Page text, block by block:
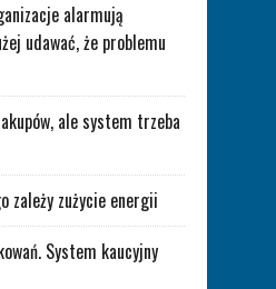
alarmują
udawać, że problemu
ale system trzeba
zależy zużycie energii
System kaucyjny